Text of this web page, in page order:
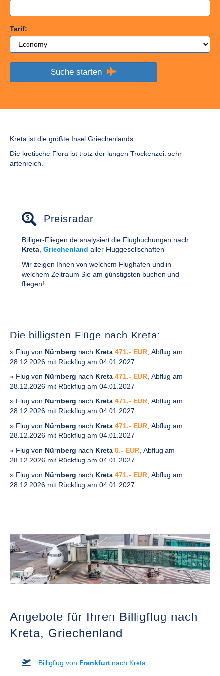
Tarif:
Kreta ist die größte Insel Griechenlands
Die kretische Flora ist trotz der langen Trockenzeit sehr
artenreich.
Preisradar
Billiger-Fliegen.de analysiert die Flugbuchungen nach
Kreta Griechenland aller Fluggesellschaften.
Wir zeigen Ihnen von welchem Flughafen und in
welchem Zeitraum Sie am günstigsten buchen und
fliegen!
Die billigsten Flüge nach Kreta:
» Flug von Nürnberg nach Kreta 471.- EUR , Abflug am
28.12.2026 mit Rückflug am 04.01.2027
» Flug von Nürnberg nach Kreta 471.- EUR , Abflug am
28.12.2026 mit Rückflug am 04.01.2027
» Flug von Nürnberg nach Kreta 471.- EUR , Abflug am
28.12.2026 mit Rückflug am 04.01.2027
» Flug von Nürnberg nach Kreta 471.- EUR , Abflug am
28.12.2026 mit Rückflug am 04.01.2027
» Flug von Nürnberg nach Kreta 0.- EUR , Abflug am
28.12.2026 mit Rückflug am 04.01.2027
» Flug von Nürnberg nach Kreta 471.- EUR , Abflug am
28.12.2026 mit Rückflug am 04.01.2027
Angebote für Ihren Billigflug nach
Kreta, Griechenland
Billigflug von Frankfurt nach Kreta